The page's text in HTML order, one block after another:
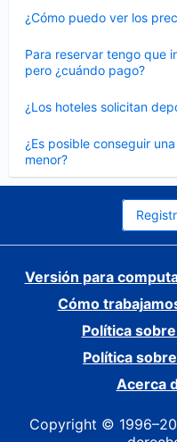
¿Cómo puedo ver los
cerrado
Para reservar tengo que
pero ¿cuándo pago?
cerrado
¿Los hoteles solicitan
cerrado
¿Es posible conseguir
menor?
cerrado
Versión para
Cómo
Política
Política
Acerca
Copyright ©